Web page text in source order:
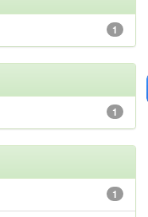
1
1
1